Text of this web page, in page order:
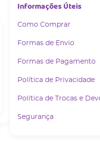
Informações Úteis
Como Comprar
Formas de Envio
Formas de Pagamento
Política de Privacidade
Política de Trocas e
Segurança